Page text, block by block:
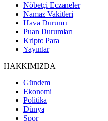
Nöbetçi Eczaneler
Namaz Vakitleri
Hava Durumu
Puan Durumları
Kripto Para
Yayınlar
HAKKIMIZDA
Gündem
Ekonomi
Politika
Dünya
Spor